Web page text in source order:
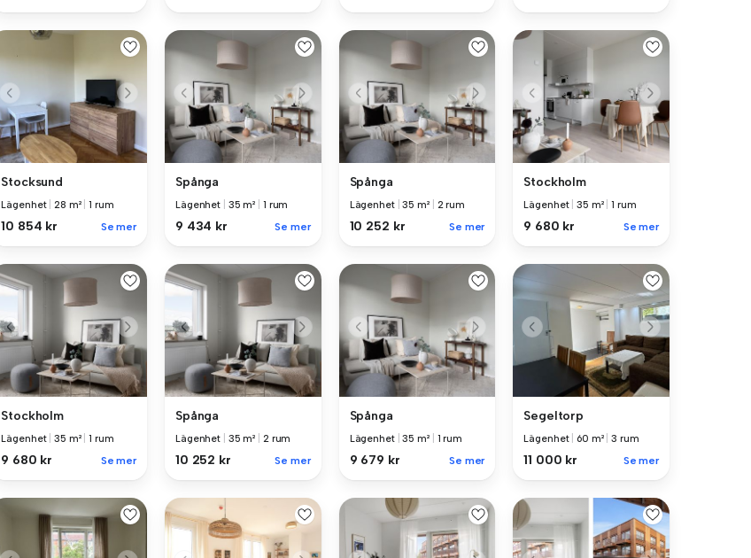
Stocksund
Lägenhet |28 m² |1 rum
10 854 kr Se mer
Spånga
Lägenhet 35 m² 1 rum
9 434 kr Se mer
Spånga
Lägenhet |35 m² 2 rum
10 252 kr Se mer
Stockholm
Lägenhet |35 m² |1 rum
9 680 kr Se mer
Stockholm
Lägenhet |35 m² |1 rum
9 680 kr Se mer
Spånga
Lägenhet 35 m² 2 rum
10 252 kr Se mer
Spånga
Lägenhet |35 m² 1 rum
9 679 kr Se mer
Segeltorp
Lägenhet 60 m² |3 rum
11 000 kr Se mer